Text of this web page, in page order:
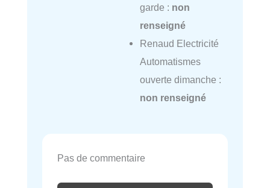
garde : non
renseigné
Renaud Electricité
Automatismes
ouverte dimanche :
non renseigné
Pas de commentaire